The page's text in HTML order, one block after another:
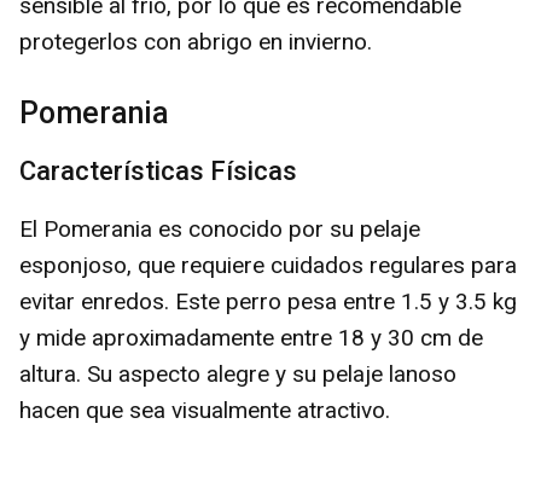
protegerlos con abrigo en invierno.
Pomerania
Características Físicas
El Pomerania es conocido por su pelaje
esponjoso, que requiere cuidados regulares para
evitar enredos. Este perro pesa entre 1.5 y 3.5 kg
y mide aproximadamente entre 18 y 30 cm de
altura. Su aspecto alegre y su pelaje lanoso
hacen que sea visualmente atractivo.